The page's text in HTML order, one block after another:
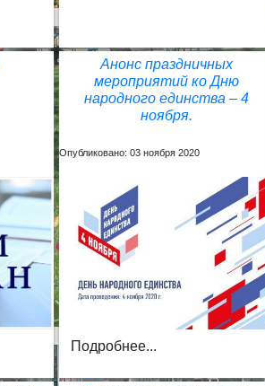
Анонс праздничных
мероприятий ко Дню
народного единства – 4
ноября.
Опубликовано: 03 ноября 2020
Подробнее...